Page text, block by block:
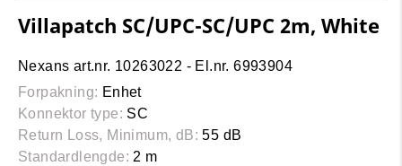
Villapatch SC/UPC-SC/UPC 2m, White
Nexans art.nr. 10263022 - El.nr. 6993904
Forpakning: Enhet
Konnektor type: SC
Return Loss, Minimum, dB: 55 dB
Standardlengde: 2 m